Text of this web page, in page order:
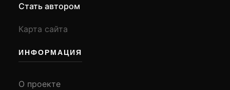
Стать автором
Карта сайта
ИНФОРМАЦИЯ
О проекте